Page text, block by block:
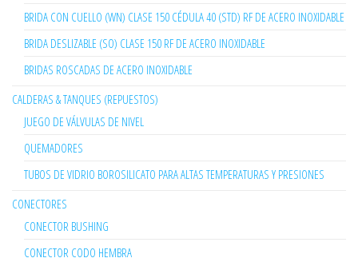
BRIDA CON CUELLO (WN) CLASE 150 CÉDULA 40 (STD) RF DE ACERO INOXIDABLE
BRIDA DESLIZABLE (SO) CLASE 150 RF DE ACERO INOXIDABLE
BRIDAS ROSCADAS DE ACERO INOXIDABLE
CALDERAS & TANQUES (REPUESTOS)
JUEGO DE VÁLVULAS DE NIVEL
QUEMADORES
TUBOS DE VIDRIO BOROSILICATO PARA ALTAS TEMPERATURAS Y PRESIONES
CONECTORES
CONECTOR BUSHING
CONECTOR CODO HEMBRA